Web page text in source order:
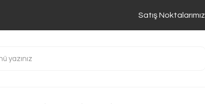
Satış Noktalarımız